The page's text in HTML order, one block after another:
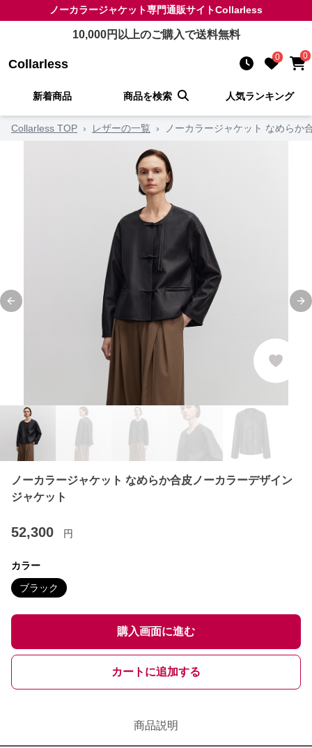
ノーカラージャケット専門通販サイトCollarless
10,000円以上のご購入で送料無料
Collarless 0 0
新着商品 商品を検索 人気ランキング
Collarless TOP › レザーの一覧 › ノーカラージャケット なめらか
Previous slide
ノーカラージャケット なめらか合皮ノーカラーデザイン
ジャケット
52,300 円
カラー
ブラック
購入画面に進む
カートに追加する
商品説明